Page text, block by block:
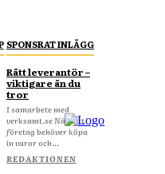
SPONSRAT INLÄGG
Rätt leverantör –
viktigare än du
tror
I samarbete med
verksamt.se När ditt
företag behöver köpa
in varor och...
REDAKTIONEN